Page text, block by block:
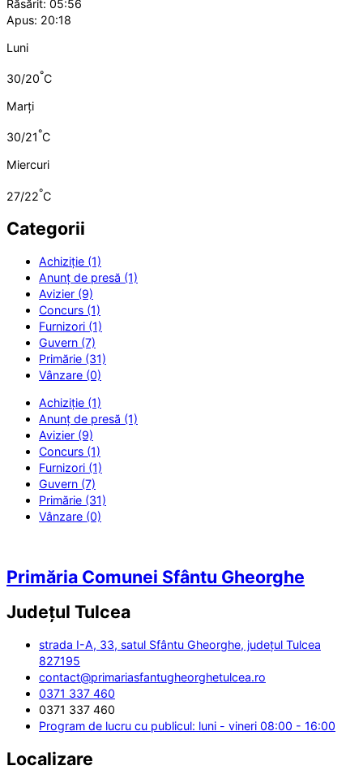
Răsărit: 05:56
Apus: 20:18
Luni
30/20°C
Marți
30/21°C
Miercuri
27/22°C
Categorii
Achiziție (1)
Anunț de presă (1)
Avizier (9)
Concurs (1)
Furnizori (1)
Guvern (7)
Primărie (31)
Vânzare (0)
Achiziție (1)
Anunț de presă (1)
Avizier (9)
Concurs (1)
Furnizori (1)
Guvern (7)
Primărie (31)
Vânzare (0)
Primăria Comunei Sfântu Gheorghe
Județul Tulcea
strada I-A, 33, satul Sfântu Gheorghe, județul Tulcea
827195
contact@primariasfantugheorghetulcea.ro
0371 337 460
0371 337 460
Program de lucru cu publicul: luni - vineri 08:00 - 16:00
Localizare